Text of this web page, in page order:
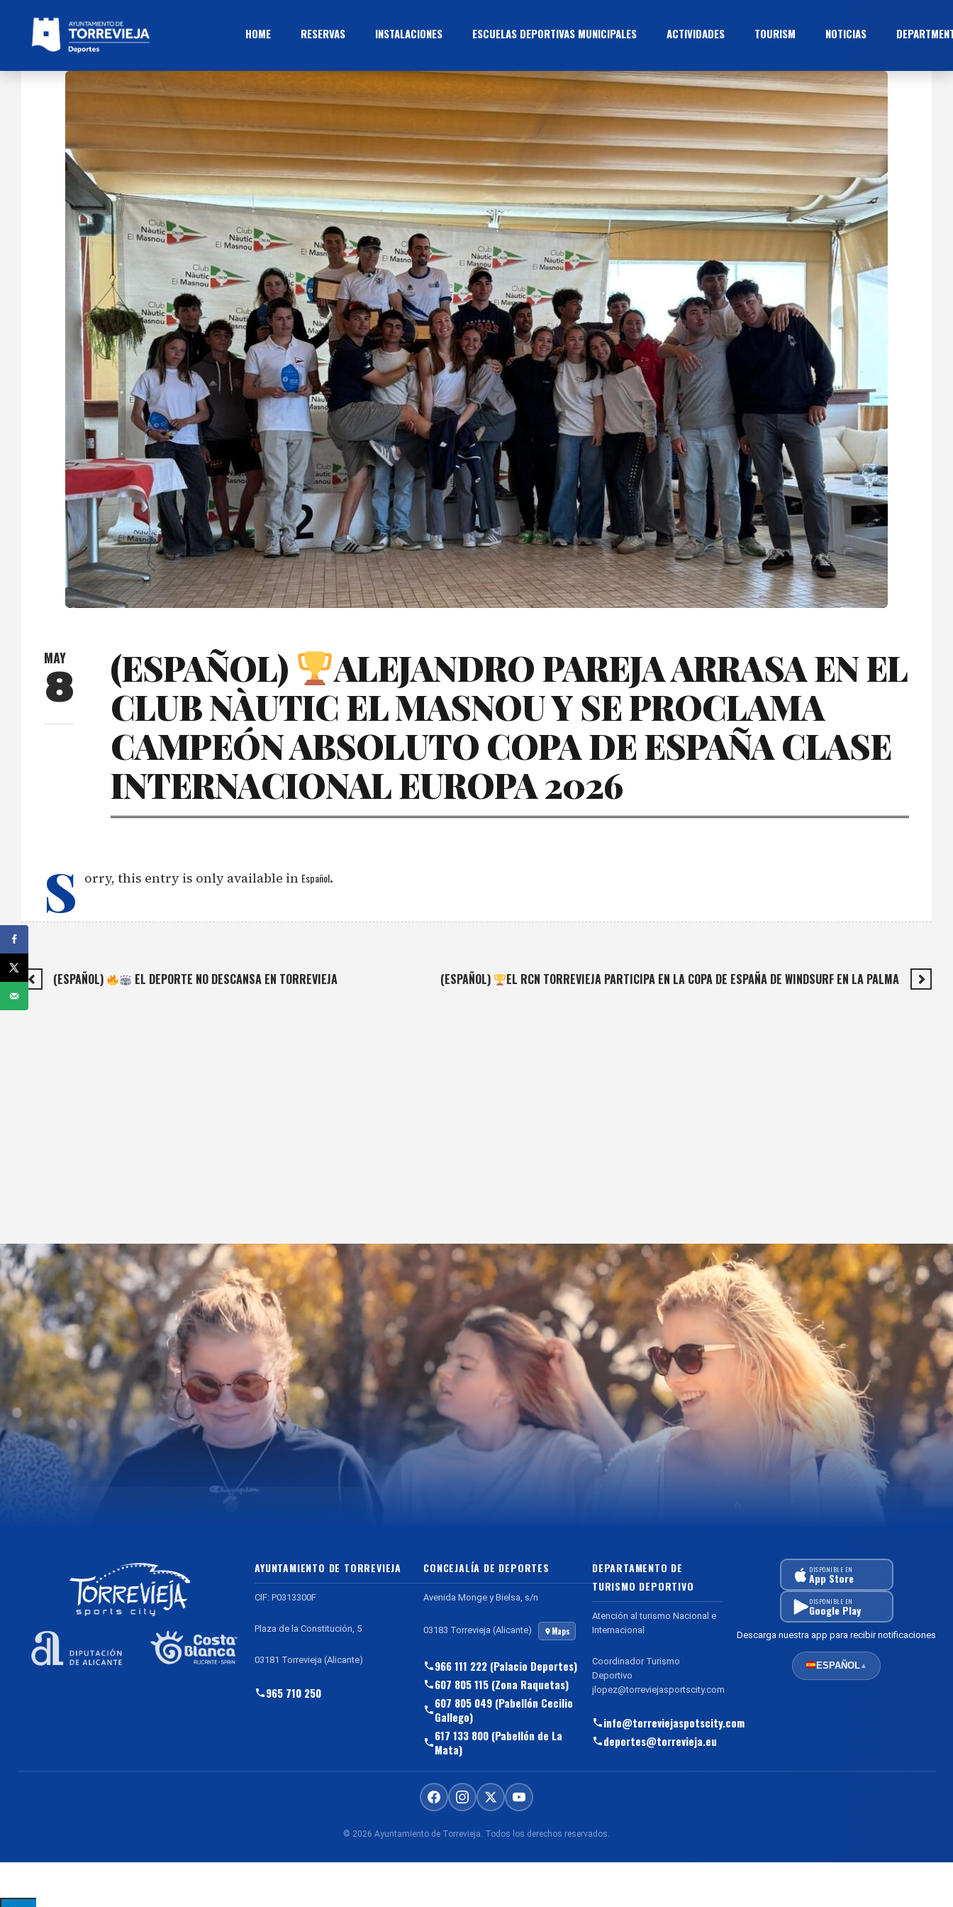
HOME RESERVAS INSTALACIONES ESCUELAS DEPORTIVAS MUNICIPALES ACTIVIDADES TOURISM NOTICIAS
MAY
8 (ESPAÑOL)
ALEJANDRO PAREJA ARRASA EN EL
CLUB NÀUTIC EL MASNOU Y SE PROCLAMA
CAMPEÓN ABSOLUTO COPA DE ESPAÑA CLASE
INTERNACIONAL EUROPA 2026
S orry, this entry is only available in Español.
(ESPAÑOL) EL RCN TORREVIEJA PARTICIPA EN LA COPA DE ESPAÑA DE WINDSURF EN LA PALMA
(ESPAÑOL) EL DEPORTE NO DESCANSA EN TORREVIEJA
AYUNTAMIENTO DE TORREVIEJA
CIF: P0313300F
Plaza de la Constitución, 5
03181 Torrevieja (Alicante)
965 710 250
CONCEJALÍA DE DEPORTES
Avenida Monge y Bielsa, s/n
03183 Torrevieja (Alicante) Maps
966 111 222 (Palacio Deportes)
607 805 115 (Zona Raquetas)
607 805 049 (Pabellón Cecilio
Gallego)
617 133 800 (Pabellón de La
Mata)
DEPARTAMENTO DE
TURISMO DEPORTIVO
Atención al turismo Nacional e
Internacional
Coordinador Turismo
Deportivo
jlopez@torreviejasportscity.com
info@torreviejaspotscity.com
deportes@torrevieja.eu
DISPONIBLE EN
App Store
DISPONIBLE EN
Google Play
Descarga nuestra app para recibir notificaciones
ESPAÑOL▲
© 2026 Ayuntamiento de Torrevieja. Todos los derechos reservados.